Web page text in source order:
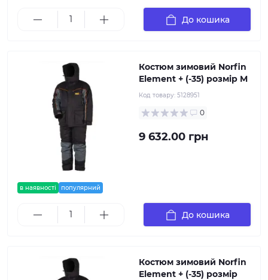
До кошика
в наявності популярний
Костюм зимовий Norfin
Element + (-35) розмір M
Код товару: 5128951
0
9 632.00 грн
До кошика
Костюм зимовий Norfin
Element + (-35) розмір